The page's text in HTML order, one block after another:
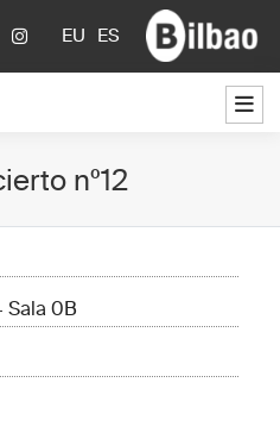
EU ES
nº12
Sala 0B